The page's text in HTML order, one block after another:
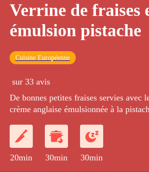
Verrine de fraises
émulsion pistache
Cuisine Européenne
sur 33 avis
De bonnes petites fraises servies avec
crème anglaise émulsionnée à la
20min 30min 30min